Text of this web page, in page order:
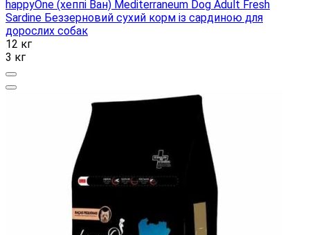
happyOne (хеппі Ван) Mediterraneum Dog Adult Fresh
Sardine Беззерновий сухий корм із сардиною для
дорослих собак
12 кг
3 кг